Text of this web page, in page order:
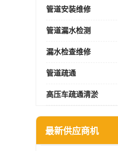
管道安装维修
管道漏水检测
漏水检查维修
管道疏通
高压车疏通清淤
最新供应商机